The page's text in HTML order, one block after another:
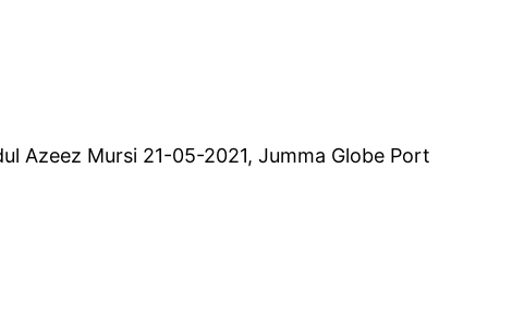
Azeez Mursi 21-05-2021, Jumma Globe Port